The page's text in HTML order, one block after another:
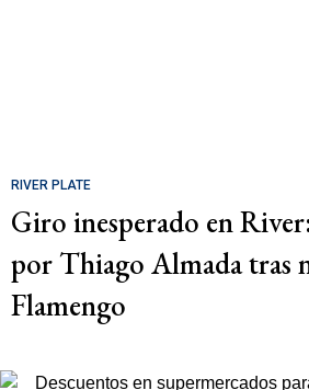
RIVER PLATE
Giro inesperado en
por Thiago Almada tras
Flamengo